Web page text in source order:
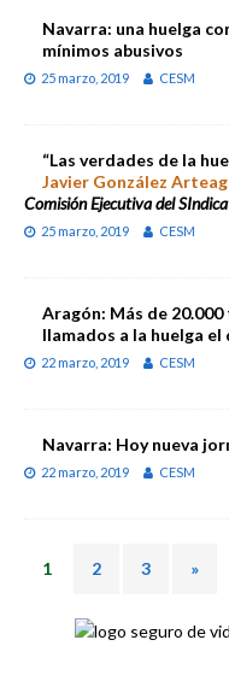
Navarra: una huelga
mínimos abusivos
25 marzo, 2019 CESM
“Las verdades de la
Javier González
Comisión Ejecutiva del
25 marzo, 2019 CESM
Aragón: Más de
llamados a la huelga el
22 marzo, 2019 CESM
Navarra: Hoy nueva
22 marzo, 2019 CESM
1 2 3 »